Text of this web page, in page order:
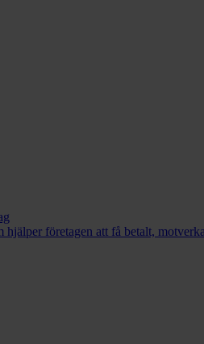
företagen att få betalt,